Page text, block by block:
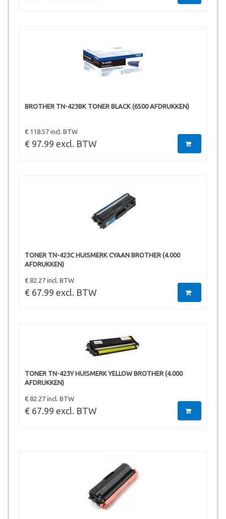
BROTHER TN-423BK TONER BLACK (6500 AFDRUKKEN)
€ 118.57 incl. BTW
€ 97.99 excl. BTW
TONER TN-423C HUISMERK CYAAN BROTHER (4.000
AFDRUKKEN)
€ 82.27 incl. BTW
€ 67.99 excl. BTW
TONER TN-423Y HUISMERK YELLOW BROTHER (4.000
AFDRUKKEN)
€ 82.27 incl. BTW
€ 67.99 excl. BTW